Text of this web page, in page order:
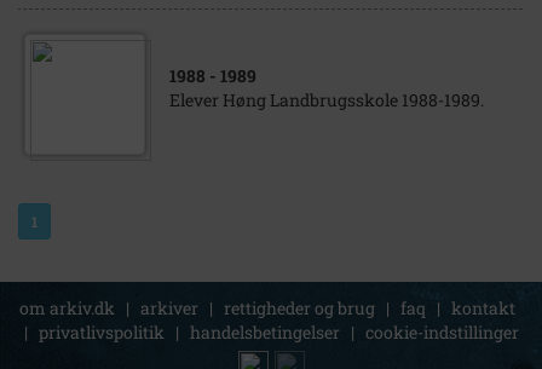
1988 - 1989
Elever Høng Landbrugsskole 1988-1989.
1
om arkiv.dk | arkiver | rettigheder og brug | faq | kontakt
| privatlivspolitik | handelsbetingelser | cookie-indstillinger